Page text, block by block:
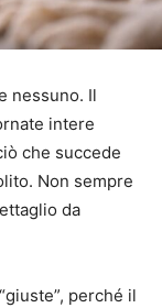
nessuno. Il
intere
che succede
Non sempre
da
perché il